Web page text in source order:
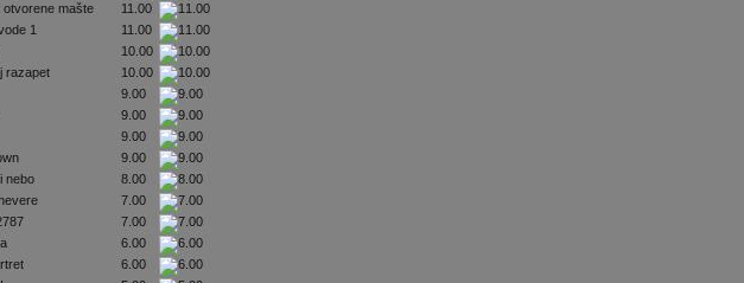
otvorene mašte
11.00
1
11.00
10.00
razapet
10.00
9.00
9.00
9.00
9.00
nebo
8.00
7.00
7.00
6.00
6.00